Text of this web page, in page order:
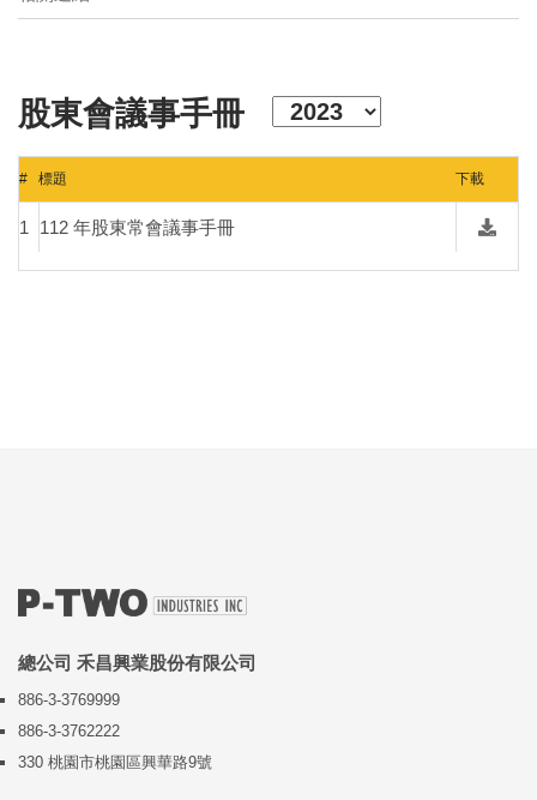
股東會議事手冊
# 標題 下載
1 112 年股東常會議事手冊
總公司 禾昌興業股份有限公司
886-3-3769999
886-3-3762222
330 桃園市桃園區興華路9號